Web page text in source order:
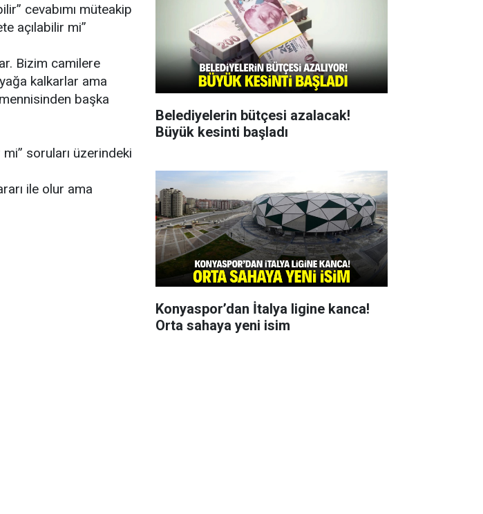
cevabımı müteakip
açılabilir mi”
Bizim camilere
kalkarlar ama
başka
soruları üzerindeki
ile olur ama
Belediyelerin bütçesi azalacak!
Büyük kesinti başladı
Konyaspor’dan İtalya ligine kanca!
Orta sahaya yeni isim